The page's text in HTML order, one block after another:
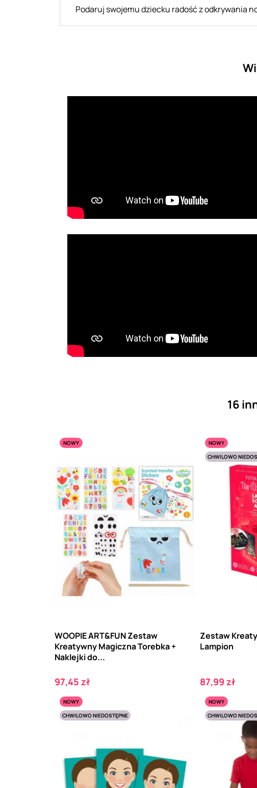
Podaruj swojemu dziecku radość z odkrywania
16
NOWY
WOOPIE ART&FUN Zestaw
Kreatywny Magiczna Torebka +
Naklejki do...
Cena
97,45 zł
NOWY
CHWILOWO
Zestaw
Lampion
Cena
87,99 zł
NOWY
CHWILOWO NIEDOSTĘPNE
NOWY
CHWILOWO